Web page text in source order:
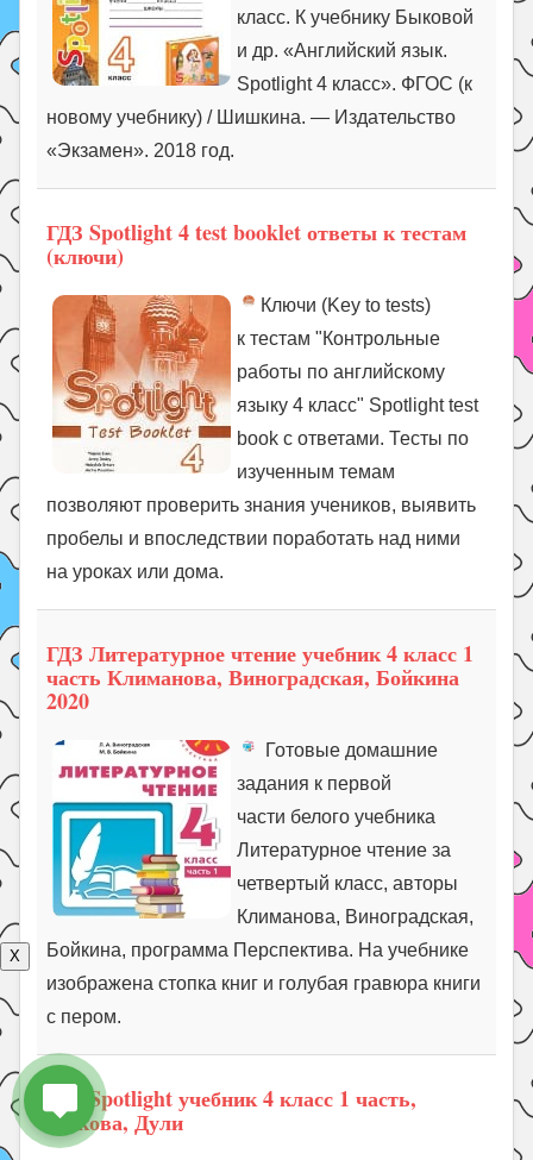
класс. К учебнику Быковой
и др. «Английский язык.
Spotlight 4 класс». ФГОС (к
новому учебнику) / Шишкина. — Издательство
«Экзамен». 2018 год.
ГДЗ Spotlight 4 test booklet ответы к тестам
(ключи)
Ключи (Key to tests)
к тестам "Контрольные
работы по английскому
языку 4 класс" Spotlight test
book с ответами. Тесты по
изученным темам
позволяют проверить знания учеников, выявить
пробелы и впоследствии поработать над ними
на уроках или дома.
ГДЗ Литературное чтение учебник 4 класс 1
часть Климанова, Виноградская, Бойкина
2020
Готовые домашние
задания к первой
части белого учебника
Литературное чтение за
четвертый класс, авторы
Климанова, Виноградская,
Бойкина, программа Перспектива. На учебнике
изображена стопка книг и голубая гравюра книги
с пером.
ГДЗ Spotlight учебник 4 класс 1 часть,
Быкова, Дули
X